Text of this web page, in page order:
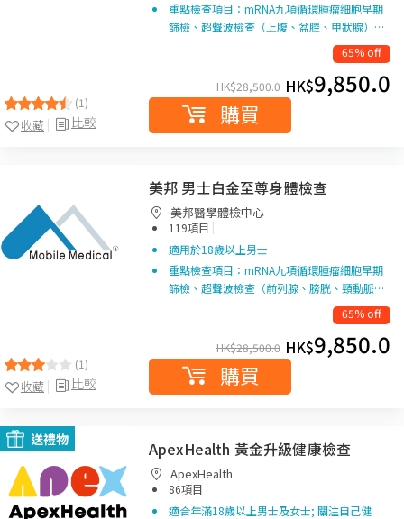
(1)
比較
收藏
重點檢查項目：mRNA九項循環腫瘤細胞早期
篩檢、超聲波檢查（上腹、盆腔、甲狀腺）…
65% off
HK$28,500.0 HK$9,850.0
購買
(1)
比較
收藏
美邦 男士白金至尊身體檢查
美邦醫學體檢中心
119項目 |
適用於18歲以上男士
重點檢查項目：mRNA九項循環腫瘤細胞早期
篩檢、超聲波檢查（前列腺、膀胱、頸動脈…
65% off
HK$28,500.0 HK$9,850.0
購買
送禮物 ApexHealth 黃金升級健康檢查
ApexHealth
86項目 |
適合年滿18歲以上男士及女士; 關注自己健